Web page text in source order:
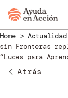
Home Actualidad
sin Fronteras
“Luces para
Atrás